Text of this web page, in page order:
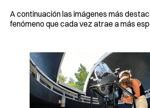
A continuación las imágenes más
fenómeno que cada vez atrae a más